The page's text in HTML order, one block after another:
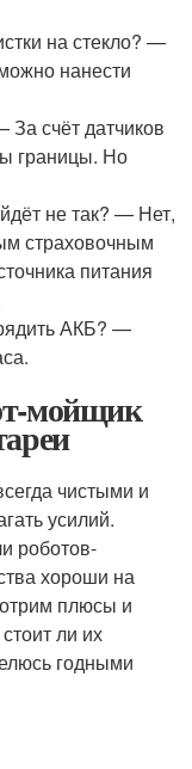
на стекло? —
нанести
счёт датчиков
границы. Но
не так? — Нет,
страховочным
питания
АКБ? —
мойщик
чистыми и
усилий.
роботов-
хороши на
плюсы и
ли их
годными